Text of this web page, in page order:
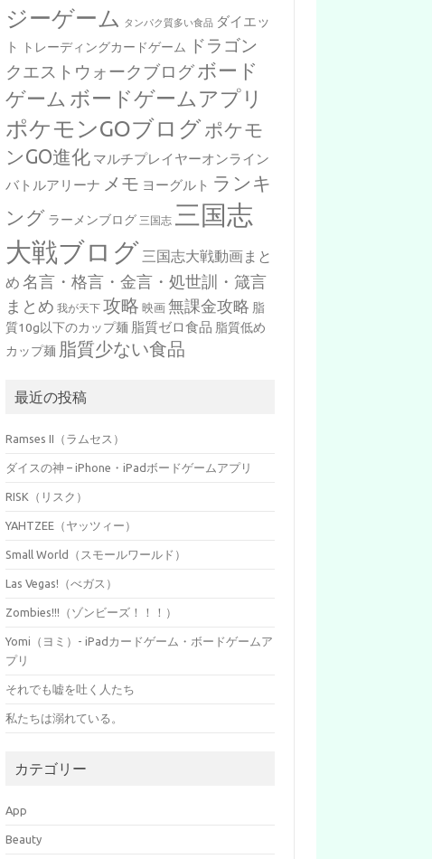
ジーゲーム
タンパク質多い食品 ダイエッ
ト
トレーディングカードゲーム
ドラゴン
クエストウォークブログボード
ゲーム ボードゲームアプリ
ポケモンGOブログポケモ
ンGO進化 マルチプレイヤーオンライン
バトルアリーナ メモ ヨーグルト ランキ
ング ラーメンブログ 三国志 三国志
大戦ブログ 三国志大戦動画まと
め 名言・格言・金言・処世訓・箴言
まとめ 我が天下 攻略 映画 無課金攻略 脂
質10g以下のカップ麺 脂質ゼロ食品 脂質低め
カップ麺 脂質少ない食品
最近の投稿
Ramses II（ラムセス）
ダイスの神 – iPhone・iPadボードゲームアプリ
RISK（リスク）
YAHTZEE（ヤッツィー）
Small World（スモールワールド）
Las Vegas!（べガス）
Zombies!!!（ゾンビーズ！！！）
Yomi（ヨミ）- iPadカードゲーム・ボードゲームア
プリ
それでも嘘を吐く人たち
私たちは溺れている。
カテゴリー
App
Beauty